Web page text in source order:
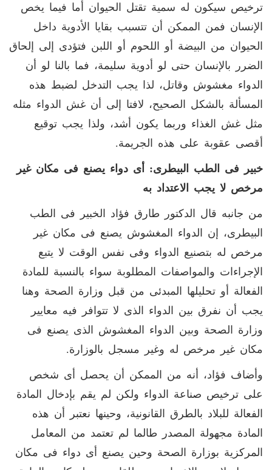
ترخيص سيكون له سمية تقتل الحيوان أما فيما يخص
الإنسان فمن الممكن أن تتسبب بقايا الأدوية داخل
الحيوان من البيضة أو اللحوم أو اللبن فتؤدى إلى إلحاق
الضرر بالإنسان حتى لو أدوية سليمة، فما بالنا لو أن
الدواء مغشوش وقاتل، لذا يجب التدخل لضبط هذه
المسألة بالشكل الصحيح، لافتا إلى أن غش الدواء مثله
مثل غش الغذاء وربما يكون أشد، ولذا يجب توقيع
أقصى عقوبة على هذه الجريمة.
خبير فى الطب البيطرى: أى دواء يصنع فى مكان غير
مرخص لا يجب الاعتداد به
من جانبه قال الدكتور طارق فؤاد الخبير فى الطب
البيطرى، إن الدواء المغشوش يصنع فى مكان غير
مرخص له بتصنيع الدواء وفى نفس الوقت لا يتبع
الإجراءات والمواصفات المطلوبة سواء بالنسبة للمادة
الفعالة أو تحليلها المبدئى من قبل وزارة الصحة وهنا
يجب أن نفرق بين الدواء الذى لا تتوافر فيه معايير
وزارة الصحة وبين الدواء المغشوش الذى يصنع فى
مكان غير مرخص له وغير مسجل بالوزارة.
وأضاف فؤاد، أنه من الممكن أن يحصل أى شخص
على ترخيص صناعة الدواء ولكن لم يقم بإدخال المادة
الفعالة للبلاد بالطرق القانونية، وحينها نعتبر أن هذه
المادة مجهولة المصدر طالما لم تعتمد من المعامل
المركزية بوزارة الصحة وحين يصنع أى دواء فى مكان